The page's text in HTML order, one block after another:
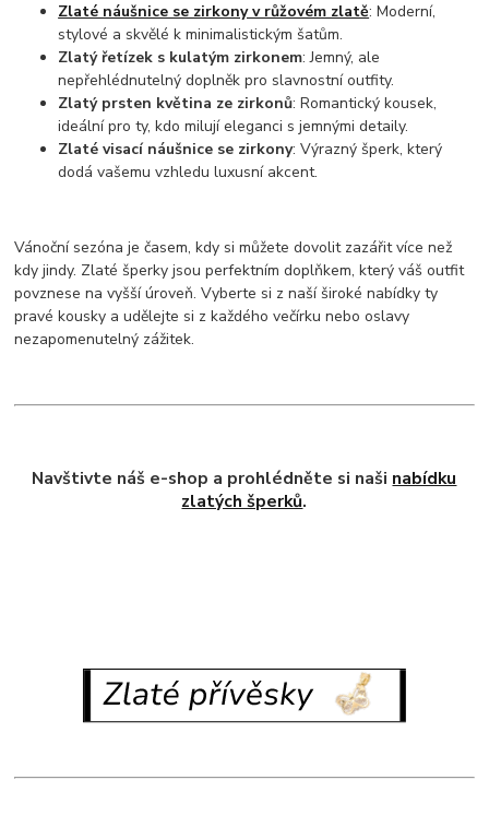
Zlaté náušnice se zirkony v růžovém zlatě: Moderní,
stylové a skvělé k minimalistickým šatům.
Zlatý řetízek s kulatým zirkonem: Jemný, ale
nepřehlédnutelný doplněk pro slavnostní outfity.
Zlatý prsten květina ze zirkonů: Romantický kousek,
ideální pro ty, kdo milují eleganci s jemnými detaily.
Zlaté visací náušnice se zirkony: Výrazný šperk, který
dodá vašemu vzhledu luxusní akcent.
Vánoční sezóna je časem, kdy si můžete dovolit zazářit více než
kdy jindy. Zlaté šperky jsou perfektním doplňkem, který váš outfit
povznese na vyšší úroveň. Vyberte si z naší široké nabídky ty
pravé kousky a udělejte si z každého večírku nebo oslavy
nezapomenutelný zážitek.
Navštivte náš e-shop a prohlédněte si našinabídku
zlatých šperků.